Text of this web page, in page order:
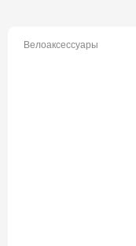
Велоаксессуары